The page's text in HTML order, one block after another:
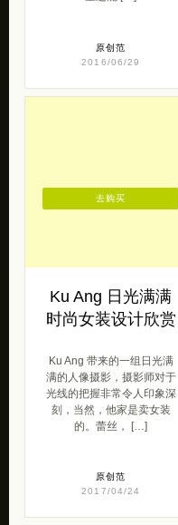
原创范
2016/06/29
Ku Ang 日光满满
时尚女装设计欣赏
Ku Ang 带来的一组日光满
满的人像摄影，摄影师对于
光线的把握非常令人印象深
刻，当然，他家是卖女装
的。蕾丝， […]
原创范
2017/04/24
去购买